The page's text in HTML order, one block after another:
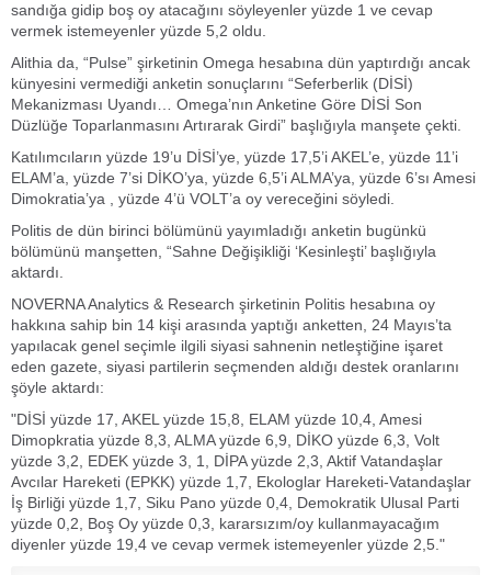
sandığa gidip boş oy atacağını söyleyenler yüzde 1 ve cevap
vermek istemeyenler yüzde 5,2 oldu.
Alithia da, “Pulse” şirketinin Omega hesabına dün yaptırdığı ancak
künyesini vermediği anketin sonuçlarını “Seferberlik (DİSİ)
Mekanizması Uyandı… Omega’nın Anketine Göre DİSİ Son
Düzlüğe Toparlanmasını Artırarak Girdi” başlığıyla manşete çekti.
Katılımcıların yüzde 19’u DİSİ’ye, yüzde 17,5’i AKEL’e, yüzde 11’i
ELAM’a, yüzde 7’si DİKO’ya, yüzde 6,5’i ALMA’ya, yüzde 6’sı Amesi
Dimokratia’ya , yüzde 4’ü VOLT’a oy vereceğini söyledi.
Politis de dün birinci bölümünü yayımladığı anketin bugünkü
bölümünü manşetten, “Sahne Değişikliği ‘Kesinleşti’ başlığıyla
aktardı.
NOVERNA Analytics & Research şirketinin Politis hesabına oy
hakkına sahip bin 14 kişi arasında yaptığı anketten, 24 Mayıs’ta
yapılacak genel seçimle ilgili siyasi sahnenin netleştiğine işaret
eden gazete, siyasi partilerin seçmenden aldığı destek oranlarını
şöyle aktardı:
"DİSİ yüzde 17, AKEL yüzde 15,8, ELAM yüzde 10,4, Amesi
Dimopkratia yüzde 8,3, ALMA yüzde 6,9, DİKO yüzde 6,3, Volt
yüzde 3,2, EDEK yüzde 3, 1, DİPA yüzde 2,3, Aktif Vatandaşlar
Avcılar Hareketi (EPKK) yüzde 1,7, Ekologlar Hareketi-Vatandaşlar
İş Birliği yüzde 1,7, Siku Pano yüzde 0,4, Demokratik Ulusal Parti
yüzde 0,2, Boş Oy yüzde 0,3, kararsızım/oy kullanmayacağım
diyenler yüzde 19,4 ve cevap vermek istemeyenler yüzde 2,5."